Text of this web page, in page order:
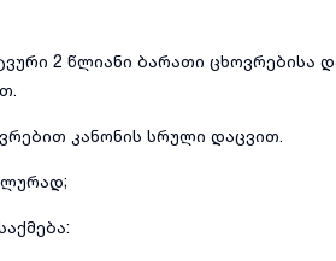
2 წლიანი ბარათი ცხოვრებისა
კანონის სრული დაცვით.